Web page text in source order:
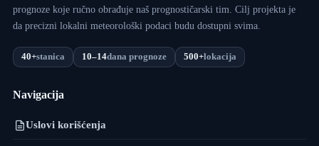
prognoze koje ručno obrađuje naš prognostičarski tim. Cilj projekta je
da precizni lokalni meteorološki podaci budu dostupni svima.
40+stanica 10–14dana prognoze 500+lokacija
Navigacija
Uslovi korišćenja